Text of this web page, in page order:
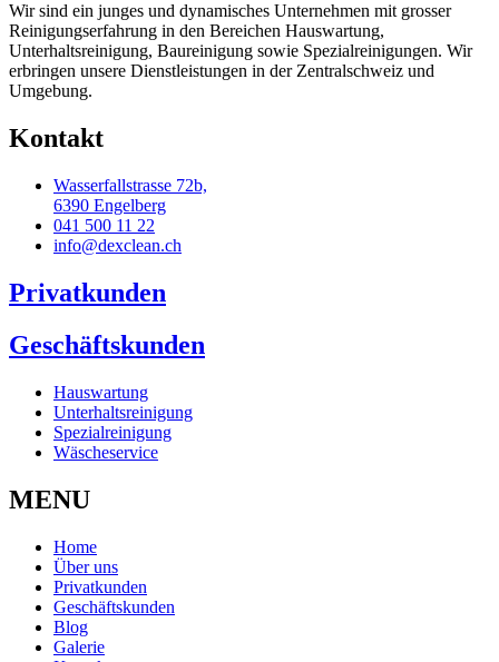
Wir sind ein junges und dynamisches Unternehmen mit grosser
Reinigungserfahrung in den Bereichen Hauswartung,
Unterhaltsreinigung, Baureinigung sowie Spezialreinigungen. Wir
erbringen unsere Dienstleistungen in der Zentralschweiz und
Umgebung.
Kontakt
Wasserfallstrasse 72b,
6390 Engelberg
041 500 11 22
info@dexclean.ch
Privatkunden
Geschäftskunden
Hauswartung
Unterhaltsreinigung
Spezialreinigung
Wäscheservice
MENU
Home
Über uns
Privatkunden
Geschäftskunden
Blog
Galerie